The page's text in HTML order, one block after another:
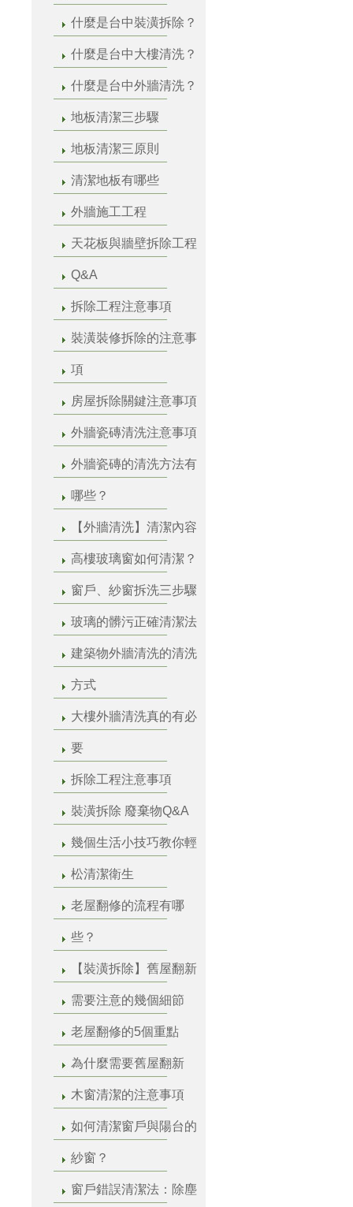
什麼是台中裝潢拆除？
什麼是台中大樓清洗？
什麼是台中外牆清洗？
地板清潔三步驟
地板清潔三原則
清潔地板有哪些
外牆施工工程
天花板與牆壁拆除工程
Q&A
拆除工程注意事項
裝潢裝修拆除的注意事
項
房屋拆除關鍵注意事項
外牆瓷磚清洗注意事項
外牆瓷磚的清洗方法有
哪些？
【外牆清洗】清潔內容
高樓玻璃窗如何清潔？
窗戶、紗窗拆洗三步驟
玻璃的髒污正確清潔法
建築物外牆清洗的清洗
方式
大樓外牆清洗真的有必
要
拆除工程注意事項
裝潢拆除 廢棄物Q&A
幾個生活小技巧教你輕
松清潔衛生
老屋翻修的流程有哪
些？
【裝潢拆除】舊屋翻新
需要注意的幾個細節
老屋翻修的5個重點
為什麼需要舊屋翻新
木窗清潔的注意事項
如何清潔窗戶與陽台的
紗窗？
窗戶錯誤清潔法：除塵